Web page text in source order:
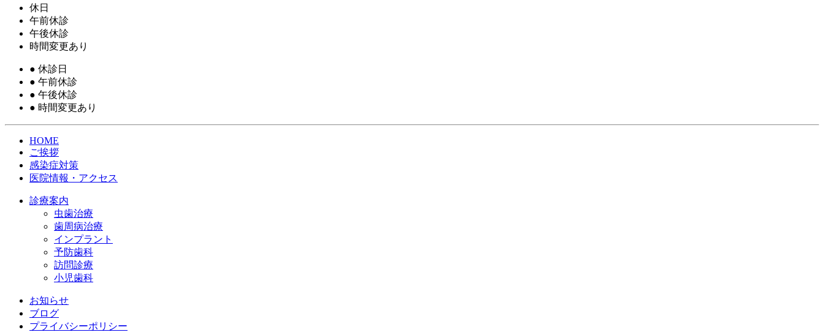
休日
午前休診
午後休診
時間変更あり
● 休診日
● 午前休診
● 午後休診
● 時間変更あり
HOME
ご挨拶
感染症対策
医院情報・アクセス
診療案内
虫歯治療
歯周病治療
インプラント
予防歯科
訪問診療
小児歯科
お知らせ
ブログ
プライバシーポリシー